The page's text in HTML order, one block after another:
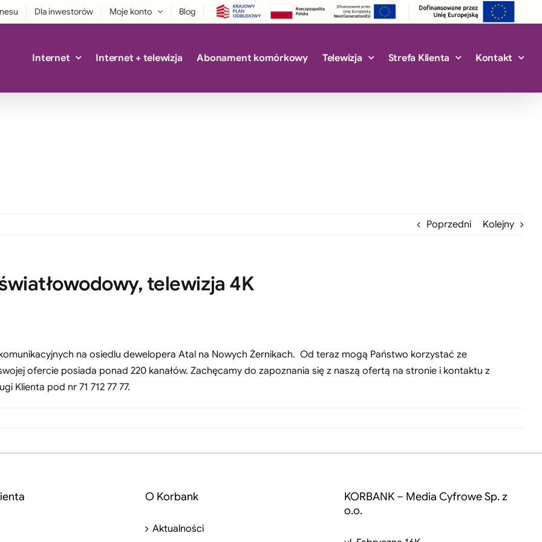
Dla inwestorów Moje konto Blog
Internet Internet + telewizja Abonament komórkowy Telewizja Strefa Klienta Kontakt
Poprzedni Kolejny
telewizja 4K
na osiedlu dewelopera Atal na Nowych Żernikach. Od teraz mogą Państwo korzystać ze
ofercie posiada ponad 220 kanałów. Zachęcamy do zapoznania się z naszą ofertą na stronie i kontaktu z
Klienta pod nr 71 712 77 77.
O Korbank
Aktualności
KORBANK – Media Cyfrowe Sp. z
o.o.